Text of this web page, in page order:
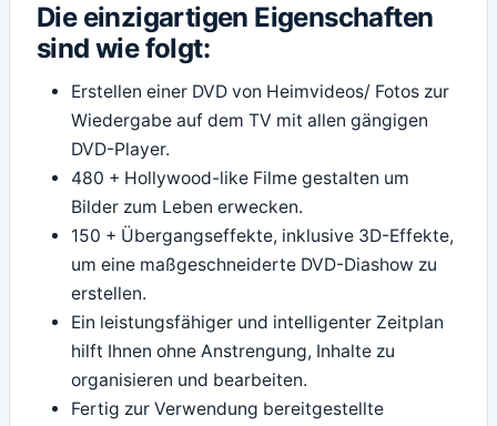
Die einzigartigen Eigenschaften
sind wie folgt:
Erstellen einer DVD von Heimvideos/ Fotos zur
Wiedergabe auf dem TV mit allen gängigen
DVD-Player.
480 + Hollywood-like Filme gestalten um
Bilder zum Leben erwecken.
150 + Übergangseffekte, inklusive 3D-Effekte,
um eine maßgeschneiderte DVD-Diashow zu
erstellen.
Ein leistungsfähiger und intelligenter Zeitplan
hilft Ihnen ohne Anstrengung, Inhalte zu
organisieren und bearbeiten.
Fertig zur Verwendung bereitgestellte